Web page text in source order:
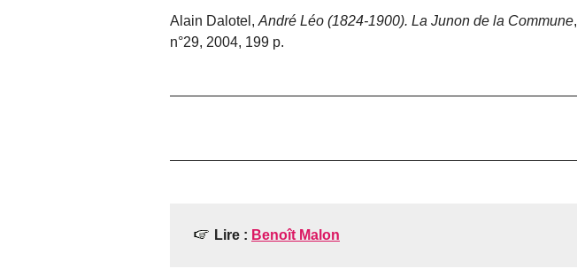
Alain Dalotel, André Léo (1824-1900). La Junon de la Commune,
n°29, 2004, 199 p.
Lire : Benoît Malon